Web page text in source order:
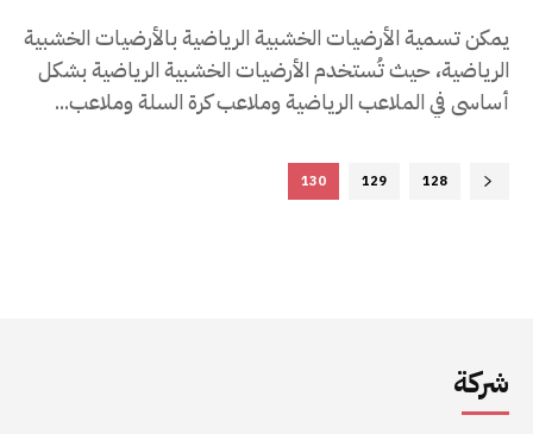
يمكن تسمية الأرضيات الخشبية الرياضية بالأرضيات الخشبية
الرياضية، حيث تُستخدم الأرضيات الخشبية الرياضية بشكل
أساسي في الملاعب الرياضية وملاعب كرة السلة وملاعب...
128
129
130
شركة